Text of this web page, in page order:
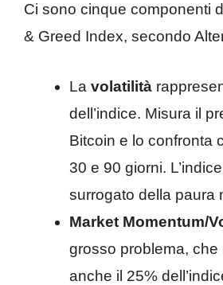
Ci sono cinque componenti
& Greed Index, secondo
La volatilità
dell’indice. Misura il
Bitcoin e lo confronta
30 e 90 giorni.
surrogato della paura
Market Momentum/
grosso problema, che
anche il 25%